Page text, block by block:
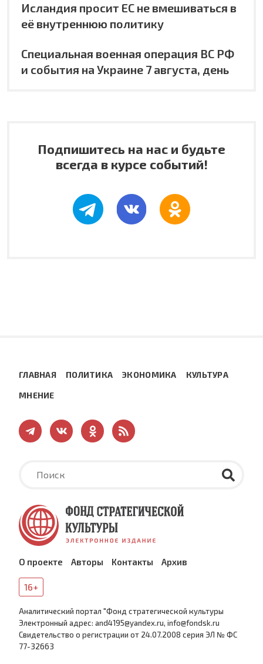
Исландия просит ЕС не вмешиваться в
её внутреннюю политику
Специальная военная операция ВС РФ
и события на Украине 7 августа, день
Подпишитесь на нас и будьте
всегда в курсе событий!
ГЛАВНАЯ ПОЛИТИКА ЭКОНОМИКА КУЛЬТУРА
МНЕНИЕ
О проекте Авторы Контакты Архив
16+
Аналитический портал "Фонд стратегической культуры
Электронный адрес: and4195@yandex.ru, info@fondsk.ru
Cвидетельство о регистрации от 24.07.2008 серия ЭЛ № ФС
77-32663